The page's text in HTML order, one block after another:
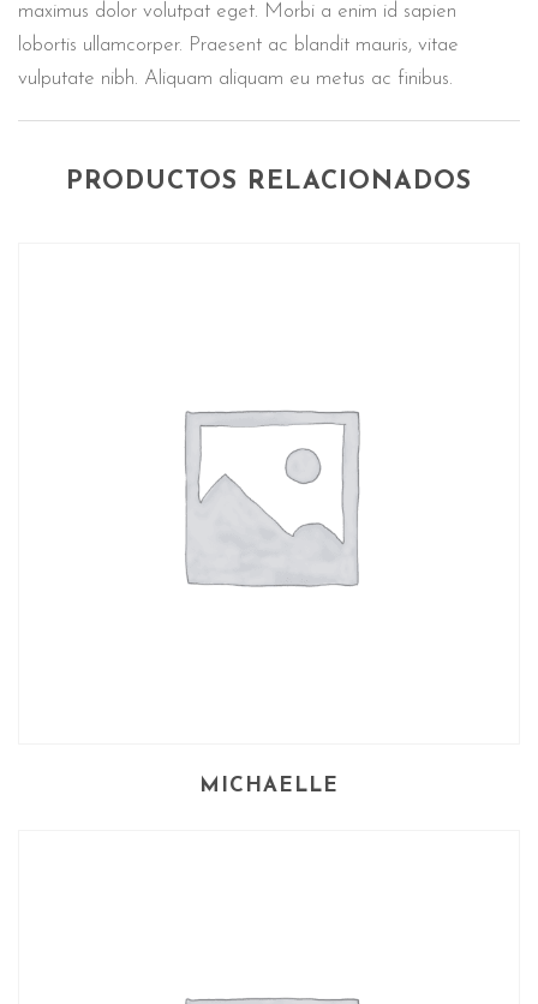
maximus dolor volutpat eget. Morbi a enim id sapien
lobortis ullamcorper. Praesent ac blandit mauris, vitae
vulputate nibh. Aliquam aliquam eu metus ac finibus.
PRODUCTOS RELACIONADOS
MICHAELLE